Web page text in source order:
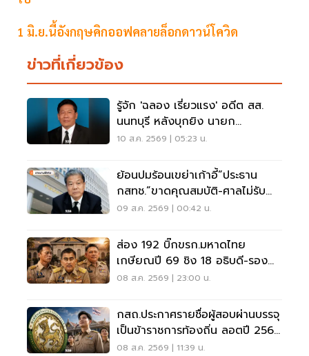
1 มิ.ย.นี้อังกฤษคิกออฟคลายล็อกดาวน์โควิด
ข่าวที่เกี่ยวข้อง
รู้จัก 'ฉลอง เรี่ยวแรง' อดีต สส.
นนทบุรี หลังบุกยิง นายก
อบจ.นนทบุรี เสียชีวิต
10 ส.ค. 2569 | 05:23 น.
ย้อนปมร้อนเขย่าเก้าอี้“ประธาน
กสทช.”ขาดคุณสมบัติ-ศาลไม่รับคำ
ฟ้อง
09 ส.ค. 2569 | 00:42 น.
ส่อง 192 บิ๊กขรก.มหาดไทย
เกษียณปี 69 ชิง 18 อธิบดี-รอง
ปลัด-ผู้ว่าฯ
08 ส.ค. 2569 | 23:00 น.
กสถ.ประกาศรายชื่อผู้สอบผ่านบรรจุ
เป็นข้าราชการท้องถิ่น ลอตปี 2568
ใหม่
08 ส.ค. 2569 | 11:39 น.